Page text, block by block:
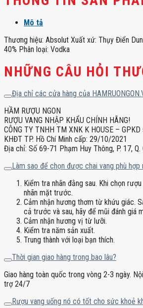
Mô tả
Thương hiệu: Absolut Xuất xứ: Thụy Điển
40% Phân loại: Vodka
NHỮNG CÂU HỎI
Địa chỉ các cửa hàng của
HẦM RƯỢU NGON
RƯỢU VANG NHẬP KHẨU CHÍNH HÃNG!
CÔNG TY TNHH TM XNK K HOUSE –
KHĐT TP. Hồ Chí Minh cấp: 29/10/2021
Địa chỉ: Số 69-71 Phạm Huy Thông, P. 17, Q.
Làm sao để chọn được chai vang phù hợp
Kiểm tra nhãn đằng sau. Khi chọn
nhãn mặt trước.
Cảm nhận hương thơm từ khứu giác.
cả trước và sau, hãy để mũi đánh giá
Cảm nhận hương vị từ lưỡi.
Kiểm tra năm sản xuất.
Trung thành với loại bạn thích.
Thời gian giao hàng trong bao lâu?
Giao hàng toàn quốc trong vòng 2-3 ngày.
trợ 24/7
Rượu vang uống nó có tốt cho sức khoẻ